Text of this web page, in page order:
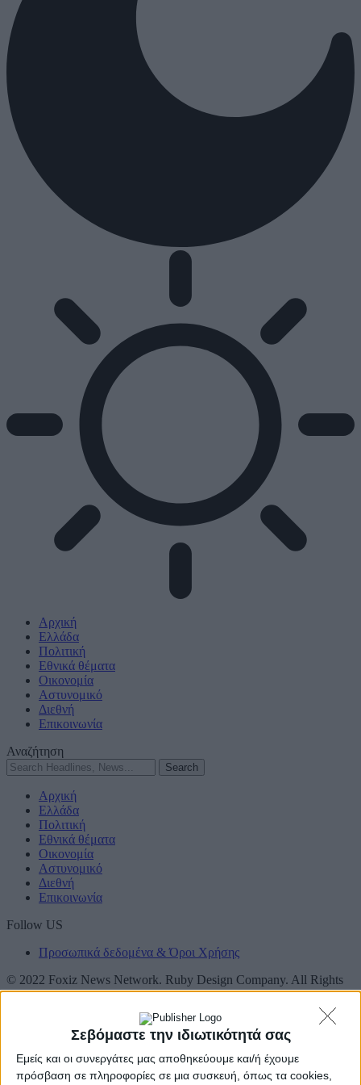
Σεβόμαστε την ιδιωτικότητά σας
Εμείς και οι συνεργάτες μας αποθηκεύουμε και/ή έχουμε
πρόσβαση σε πληροφορίες σε μια συσκευή, όπως τα cookies,
Αρχική
Ελλάδα
Πολιτική
Εθνικά θέματα
Οικονομία
Αστυνομικό
Διεθνή
Επικοινωνία
Αναζήτηση
Αρχική
Ελλάδα
Πολιτική
Εθνικά θέματα
Οικονομία
Αστυνομικό
Διεθνή
Επικοινωνία
Follow US
Προσωπικά δεδομένα & Όροι Χρήσης
© 2022 Foxiz News Network. Ruby Design Company. All Rights
Reserved.
Κ.Μητσοτάκης: Η Κύπρος αποφασίζει
& η Ελλάδα συμπαρίσταται
Κ.Μητσοτάκης: Η Κύπρος αποφασίζει &